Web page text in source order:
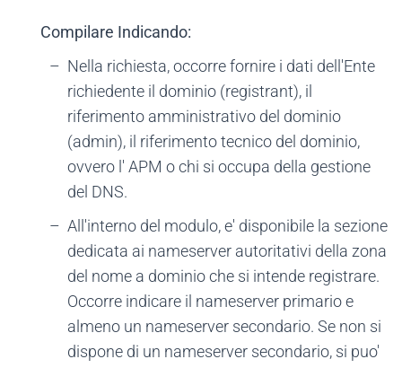
Compilare Indicando:
Nella richiesta, occorre fornire i dati dell'Ente
richiedente il dominio (registrant), il
riferimento amministrativo del dominio
(admin), il riferimento tecnico del dominio,
ovvero l' APM o chi si occupa della gestione
del DNS.
All'interno del modulo, e' disponibile la sezione
dedicata ai nameserver autoritativi della zona
del nome a dominio che si intende registrare.
Occorre indicare il nameserver primario e
almeno un nameserver secondario. Se non si
dispone di un nameserver secondario, si puo'